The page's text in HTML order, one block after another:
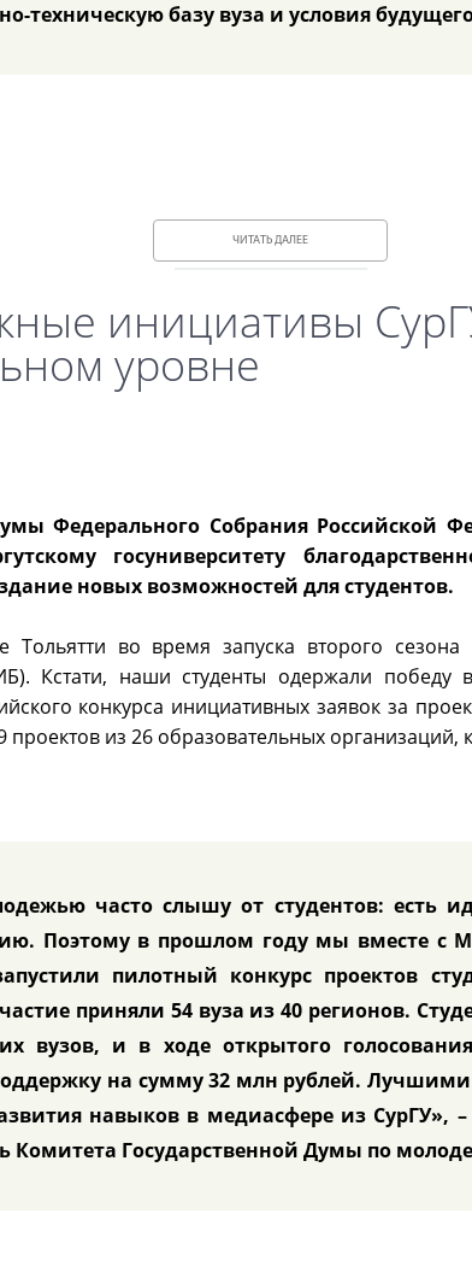
техническую базу вуза и условия
ЧИТАТЬ ДАЛЕЕ
инициативы
уровне
Федерального Собрания Российской
госуниверситету
новых возможностей для студентов.
во время запуска второго сезона
Кстати, наши студенты одержали
конкурса инициативных заявок за
проектов из 26 образовательных
часто слышу от студентов: есть
Поэтому в прошлом году мы вместе
пилотный конкурс проектов
приняли 54 вуза из 40 регионов.
вузов, и в ходе открытого
на сумму 32 млн рублей.
навыков в медиасфере из СурГУ»,
Комитета Государственной Думы по